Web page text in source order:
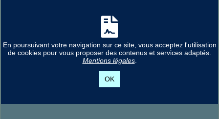
En poursuivant votre navigation sur ce site, vous acceptez l'utilisation
de cookies pour vous proposer des contenus et services adaptés.
Mentions légales.
OK